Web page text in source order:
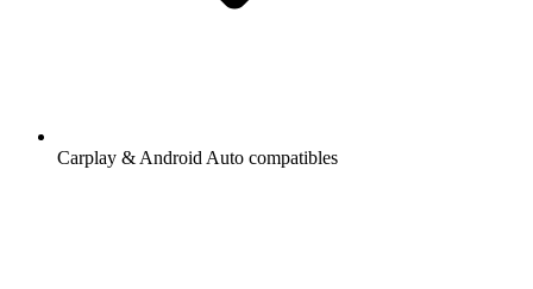
Carplay & Android Auto compatibles